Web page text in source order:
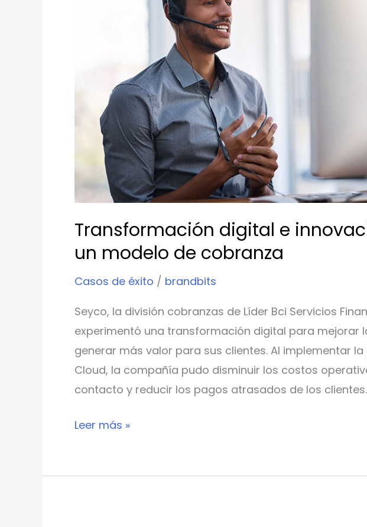
Transformación digital e
un modelo de cobranza
Casos de éxito / brandbits
Seyco, la división cobranzas de Líder Bci Servicios
experimentó una transformación digital para mejorar
generar más valor para sus clientes. Al implementar
Cloud, la compañía pudo disminuir los costos
contacto y reducir los pagos atrasados ​​de los
cobranza
Leer más »